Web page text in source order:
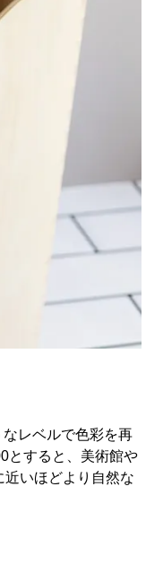
レベルで色彩を再
とすると、美術館や
いほどより自然な